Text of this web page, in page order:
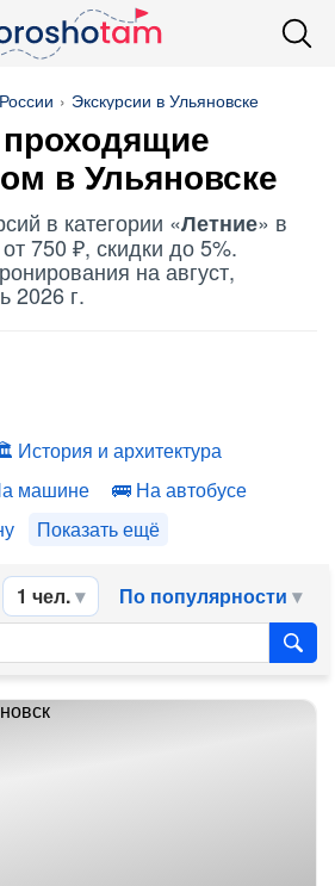
Экскурсии в Ульяновске
в Ульяновске
в категории «Летние» в
750 ₽, скидки до 5%.
на август,
2026 г.
История и архитектура
машине
На автобусе
Показать ещё
1 чел. По популярности